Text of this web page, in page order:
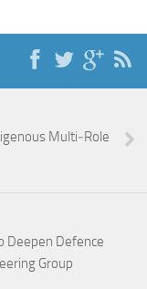
Multi‑Role
Deepen Defence
Group